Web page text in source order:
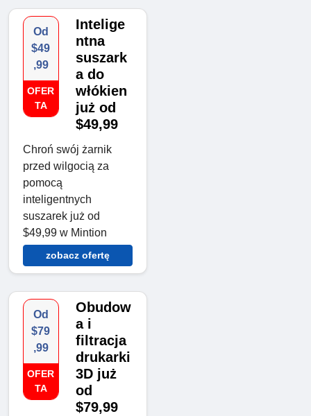
Od
$49
,99
OFER
TA
Intelige
ntna
suszark
a do
włókien
już od
$49,99
Chroń swój żarnik
przed wilgocią za
pomocą
inteligentnych
suszarek już od
$49,99 w Mintion
zobacz ofertę
Od
$79
,99
OFER
TA
Obudow
a i
filtracja
drukarki
3D już
od
$79,99